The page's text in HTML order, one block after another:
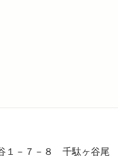
１－７－８ 千駄ヶ谷尾